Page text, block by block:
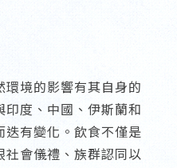
境的影響有其自身的
度、中國、伊斯蘭和
有變化。飲食不僅是
社會儀禮、族群認同以